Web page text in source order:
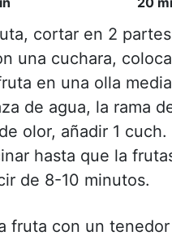
cortar en 2
una cuchara,
en una olla
de agua, la rama
olor, añadir 1 cuch.
hasta que la
de 8-10 minutos.
fruta con un